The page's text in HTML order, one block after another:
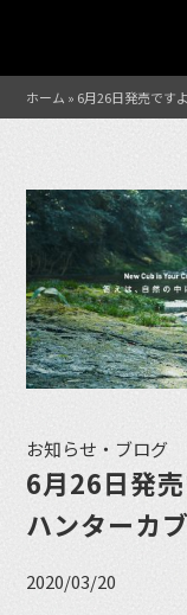
ホーム » 6月26日発売です
お知らせ・ブログ
6月26日発
ハンターカ
2020/03/20